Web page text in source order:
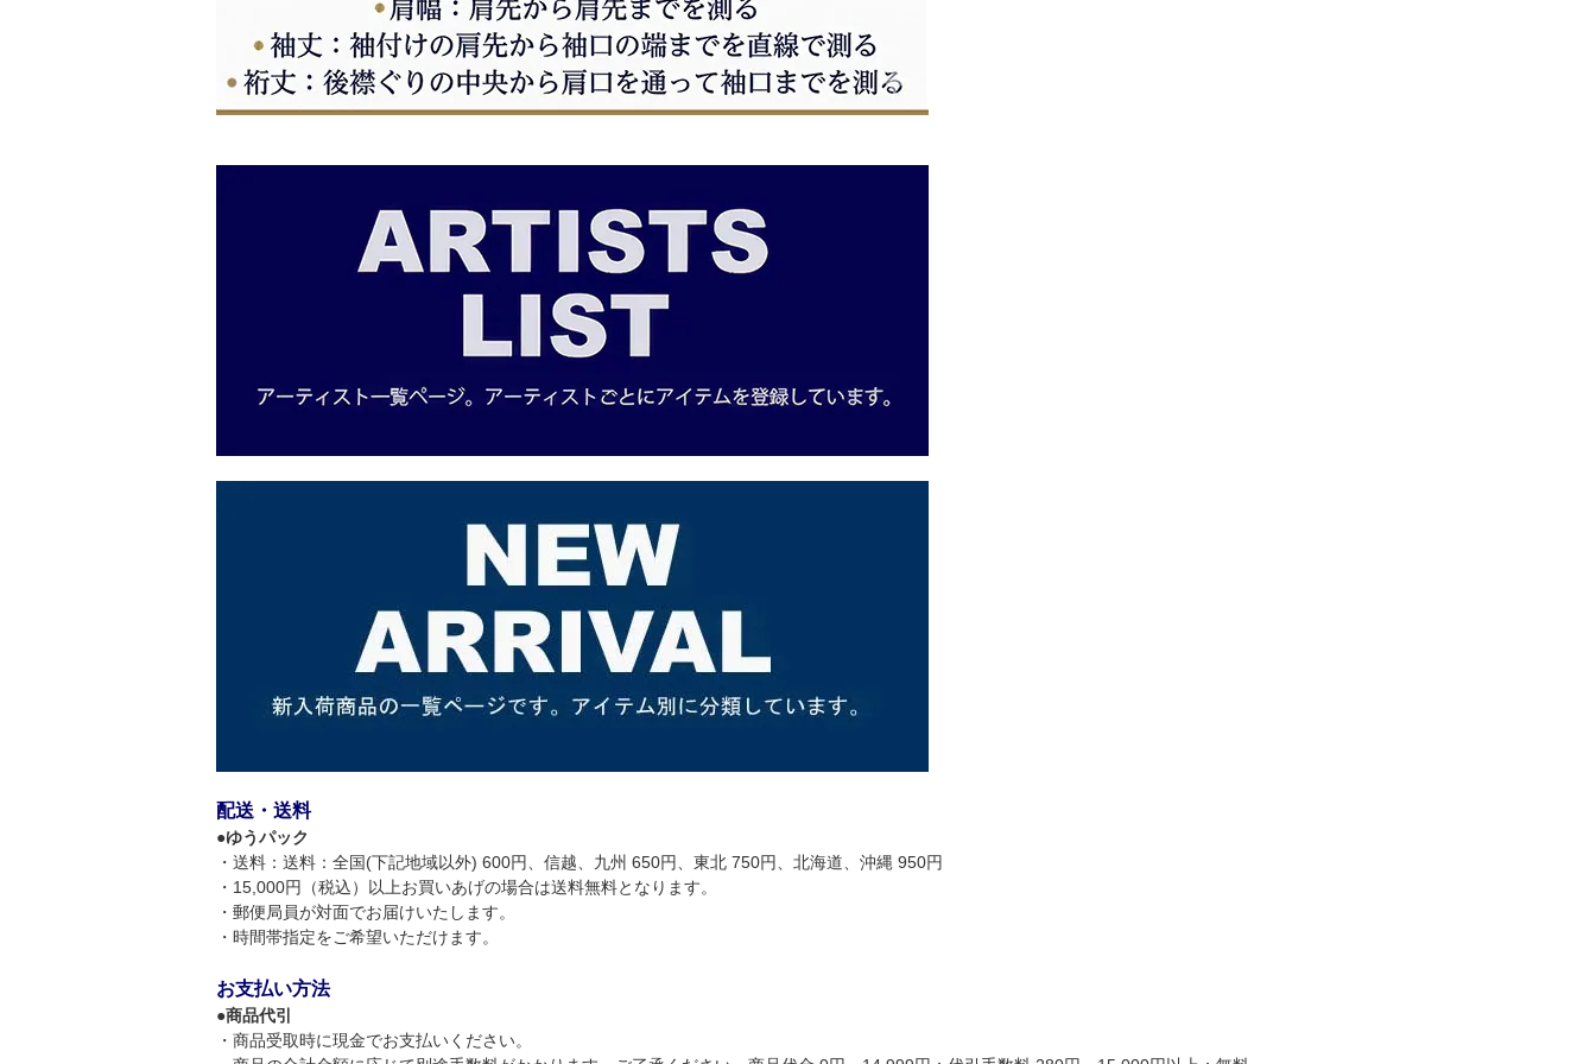
配送・送料
●ゆうパック
・送料：送料：全国(下記地域以外) 600円、信越、九州 650円、東北 750円、北海道、沖縄 950円
・15,000円（税込）以上お買いあげの場合は送料無料となります。
・郵便局員が対面でお届けいたします。
・時間帯指定をご希望いただけます。
お支払い方法
●商品代引
・商品受取時に現金でお支払いください。